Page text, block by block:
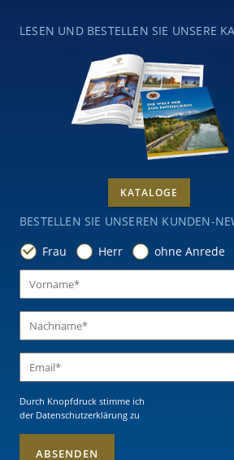
LESEN UND BESTELLEN SIE UNSERE
KATALOGE
BESTELLEN SIE UNSEREN KUNDEN-
Frau
Herr ohne Anrede
Durch Knopfdruck stimme ich
der Datenschutzerklärung zu